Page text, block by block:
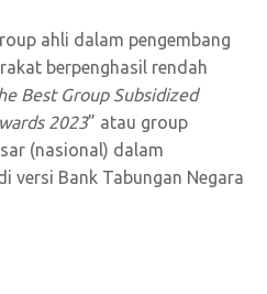
ahli dalam pengembang
berpenghasil rendah
Best Group Subsidized
2023” atau group
(nasional) dalam
versi Bank Tabungan Negara